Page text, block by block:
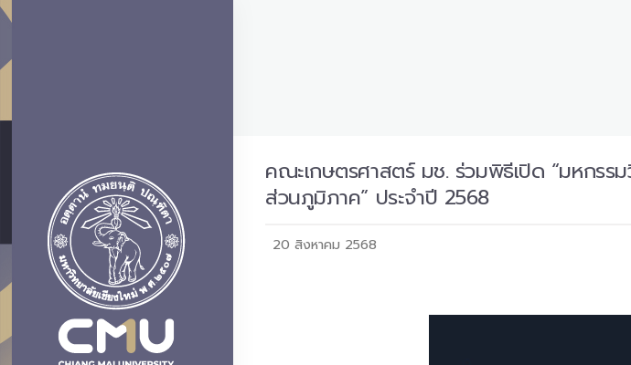
คณะเกษตรศาสตร์ มช. ร่วมพิธีเปิด “มหกรร
ส่วนภูมิภาค” ประจำปี 2568
20 สิงหาคม 2568